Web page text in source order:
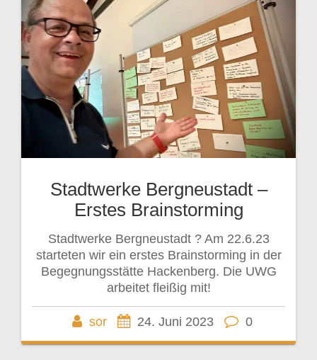
Stadtwerke Bergneustadt –
Erstes Brainstorming
Stadtwerke Bergneustadt ? Am 22.6.23
starteten wir ein erstes Brainstorming in der
Begegnungsstätte Hackenberg. Die UWG
arbeitet fleißig mit!
sor 24. Juni 2023 0